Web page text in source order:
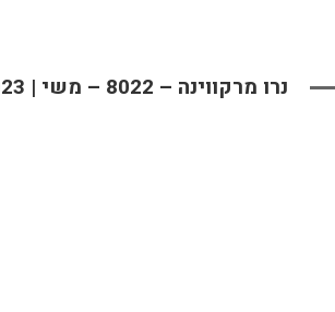
נרו מרקווינה – 8022 – משי | 8023 – מבריק